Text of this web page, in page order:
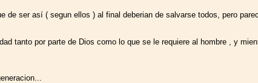
de ser así ( segun ellos ) al final deberian de salvarse todos, pero
tanto por parte de Dios como lo que se le requiere al hombre , y